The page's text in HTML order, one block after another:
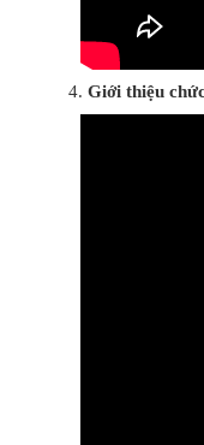
Giới thiệu